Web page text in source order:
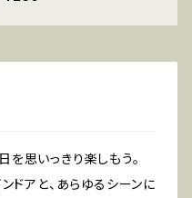
を思いっきり楽しもう。
ドアと、あらゆるシーンに